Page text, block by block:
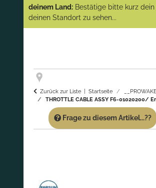
(Abverkauf)!
GARANTIE UND SERVICE:
deinem Land: Bestätige bitte kurz
deinen Standort zu sehen...
Zurück zur Liste Startseite
THROTTLE CABLE ASSY F6-01020200/
Frage zu diesem Artikel...??